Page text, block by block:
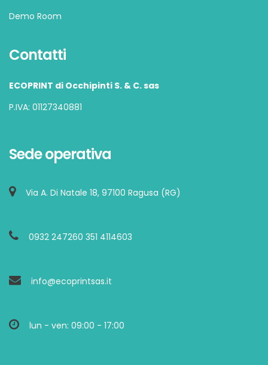
Demo Room
Contatti
ECOPRINT di Occhipinti S. & C. sas
P.IVA: 01127340881
Sede operativa
Via A. Di Natale 18, 97100 Ragusa (RG)
0932 247260 351 4114603
info@ecoprintsas.it
lun - ven: 09:00 - 17:00